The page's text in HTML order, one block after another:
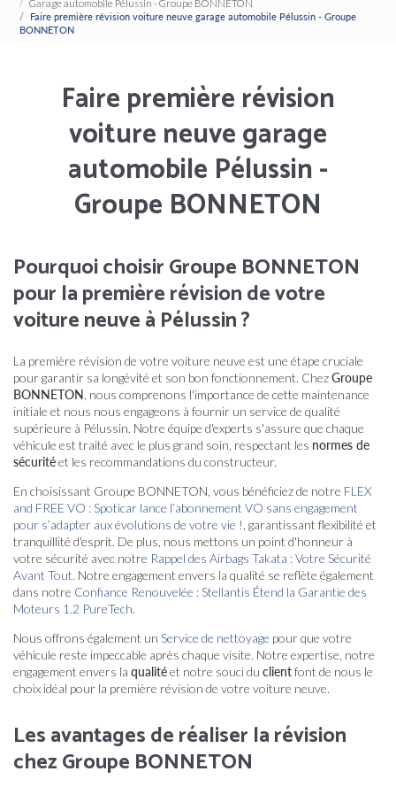
Garage automobile Pélussin - Groupe BONNETON
Faire première révision voiture neuve garage automobile Pélussin - Groupe
BONNETON
Faire première révision
voiture neuve garage
automobile Pélussin -
Groupe BONNETON
Pourquoi choisir Groupe BONNETON
pour la première révision de votre
voiture neuve à Pélussin ?
La première révision de votre voiture neuve est une étape cruciale
pour garantir sa longévité et son bon fonctionnement. ChezGroupe
BONNETON , nous comprenons l'importance de cette maintenance
initiale et nous nous engageons à fournir un service de qualité
supérieure à Pélussin. Notre équipe d'experts s'assure que chaque
véhicule est traité avec le plus grand soin, respectant les normes de
sécuritéet les recommandations du constructeur.
En choisissant Groupe BONNETON, vous bénéficiez de notre FLEX
and FREE VO : Spoticar lance l’abonnement VO sans engagement
pour s’adapter aux évolutions de votre vie ! , garantissant flexibilité et
tranquillité d'esprit. De plus, nous mettons un point d'honneur à
votre sécurité avec notre Rappel des Airbags Takata : Votre Sécurité
Avant Tout. Notre engagement envers la qualité se reflète également
dans notre Confiance Renouvelée : Stellantis Étend la Garantie des
Moteurs 1.2 PureTech.
Nous offrons également un Service de nettoyage pour que votre
véhicule reste impeccable après chaque visite. Notre expertise, notre
engagement envers la qualitéet notre souci du clientfont de nous le
choix idéal pour la première révision de votre voiture neuve.
Les avantages de réaliser la révision
chez Groupe BONNETON